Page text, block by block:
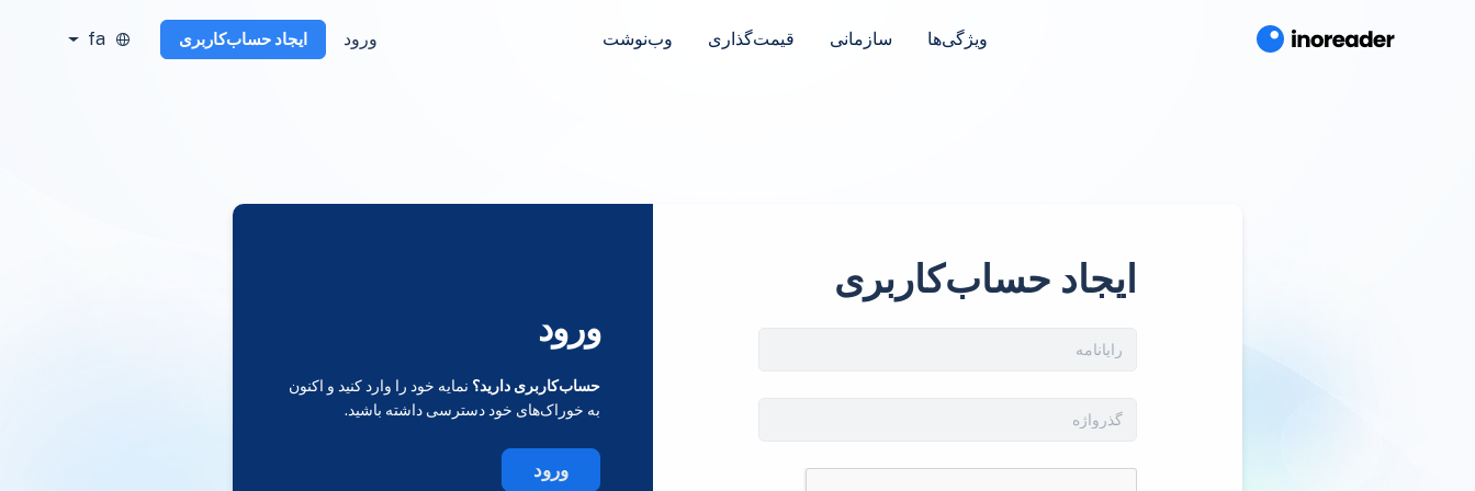
ویژگی‌ها سازمانی قیمت‌گذاری وب‌نوشت ورود ایجاد حساب‌کاربری fa
ایجاد حساب‌کاربری
ورود
حساب‌کاربری دارید؟ نمایه خود را وارد کنید و اکنون
به خوراک‌های خود دسترسی داشته باشید.
ورود